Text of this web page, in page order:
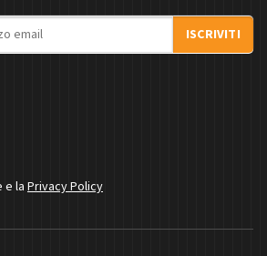
ISCRIVITI
e la Privacy Policy